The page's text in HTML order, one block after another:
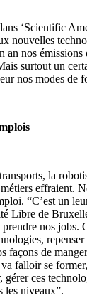
‘Scien­ti­fic
nou­velles
an nos
sur­tout un
nos modes de
la
ef­fraient.
“C’est un
Libre de
nos jobs.
fa­çons de
fal­loir se
gérer ces
les ni­veaux”.